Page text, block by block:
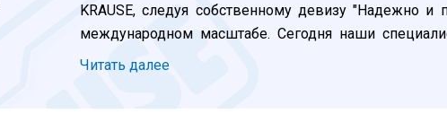
KRAUSE, следуя собственному девизу "Надежно и
международном масштабе. Сегодня наши
генерального директора Штефана Краузе,
Читать далее